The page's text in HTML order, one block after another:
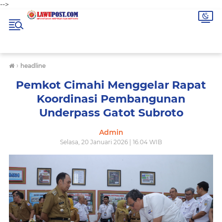
-->
› headline
Pemkot Cimahi Menggelar Rapat
Koordinasi Pembangunan
Underpass Gatot Subroto
Admin
Selasa, 20 Januari 2026 | 16.04 WIB